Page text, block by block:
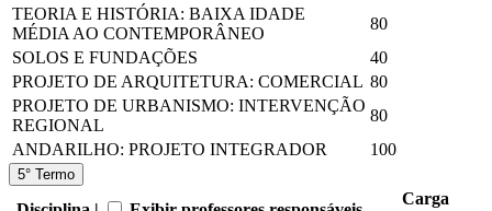
TEORIA E HISTÓRIA: BAIXA IDADE
MÉDIA AO CONTEMPORÂNEO
80
SOLOS E FUNDAÇÕES
40
PROJETO DE ARQUITETURA: COMERCIAL 80
PROJETO DE URBANISMO: INTERVENÇÃO
REGIONAL
80
ANDARILHO: PROJETO INTEGRADOR
100
5° Termo
Carga